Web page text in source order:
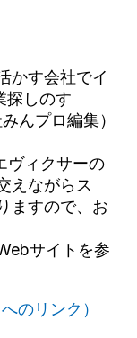
かす会社でイ
しのすゝ
んプロ編集）
ヴィクサーの
えながらス
ますので、お
サイトを参
のリンク）